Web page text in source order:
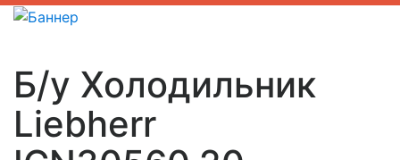
Б/у Холодильник
Liebherr